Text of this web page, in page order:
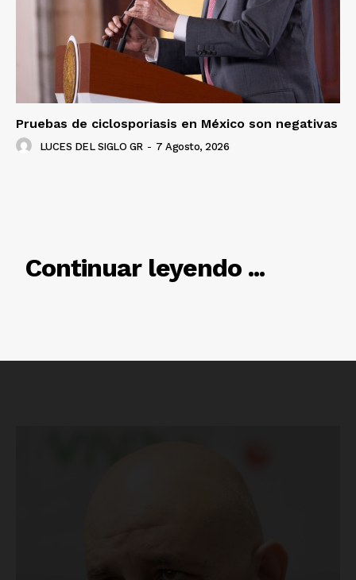
Pruebas de ciclosporiasis en México son negativas
LUCES DEL SIGLO GR - 7 Agosto, 2026
Continuar leyendo ...
RELACIONADO